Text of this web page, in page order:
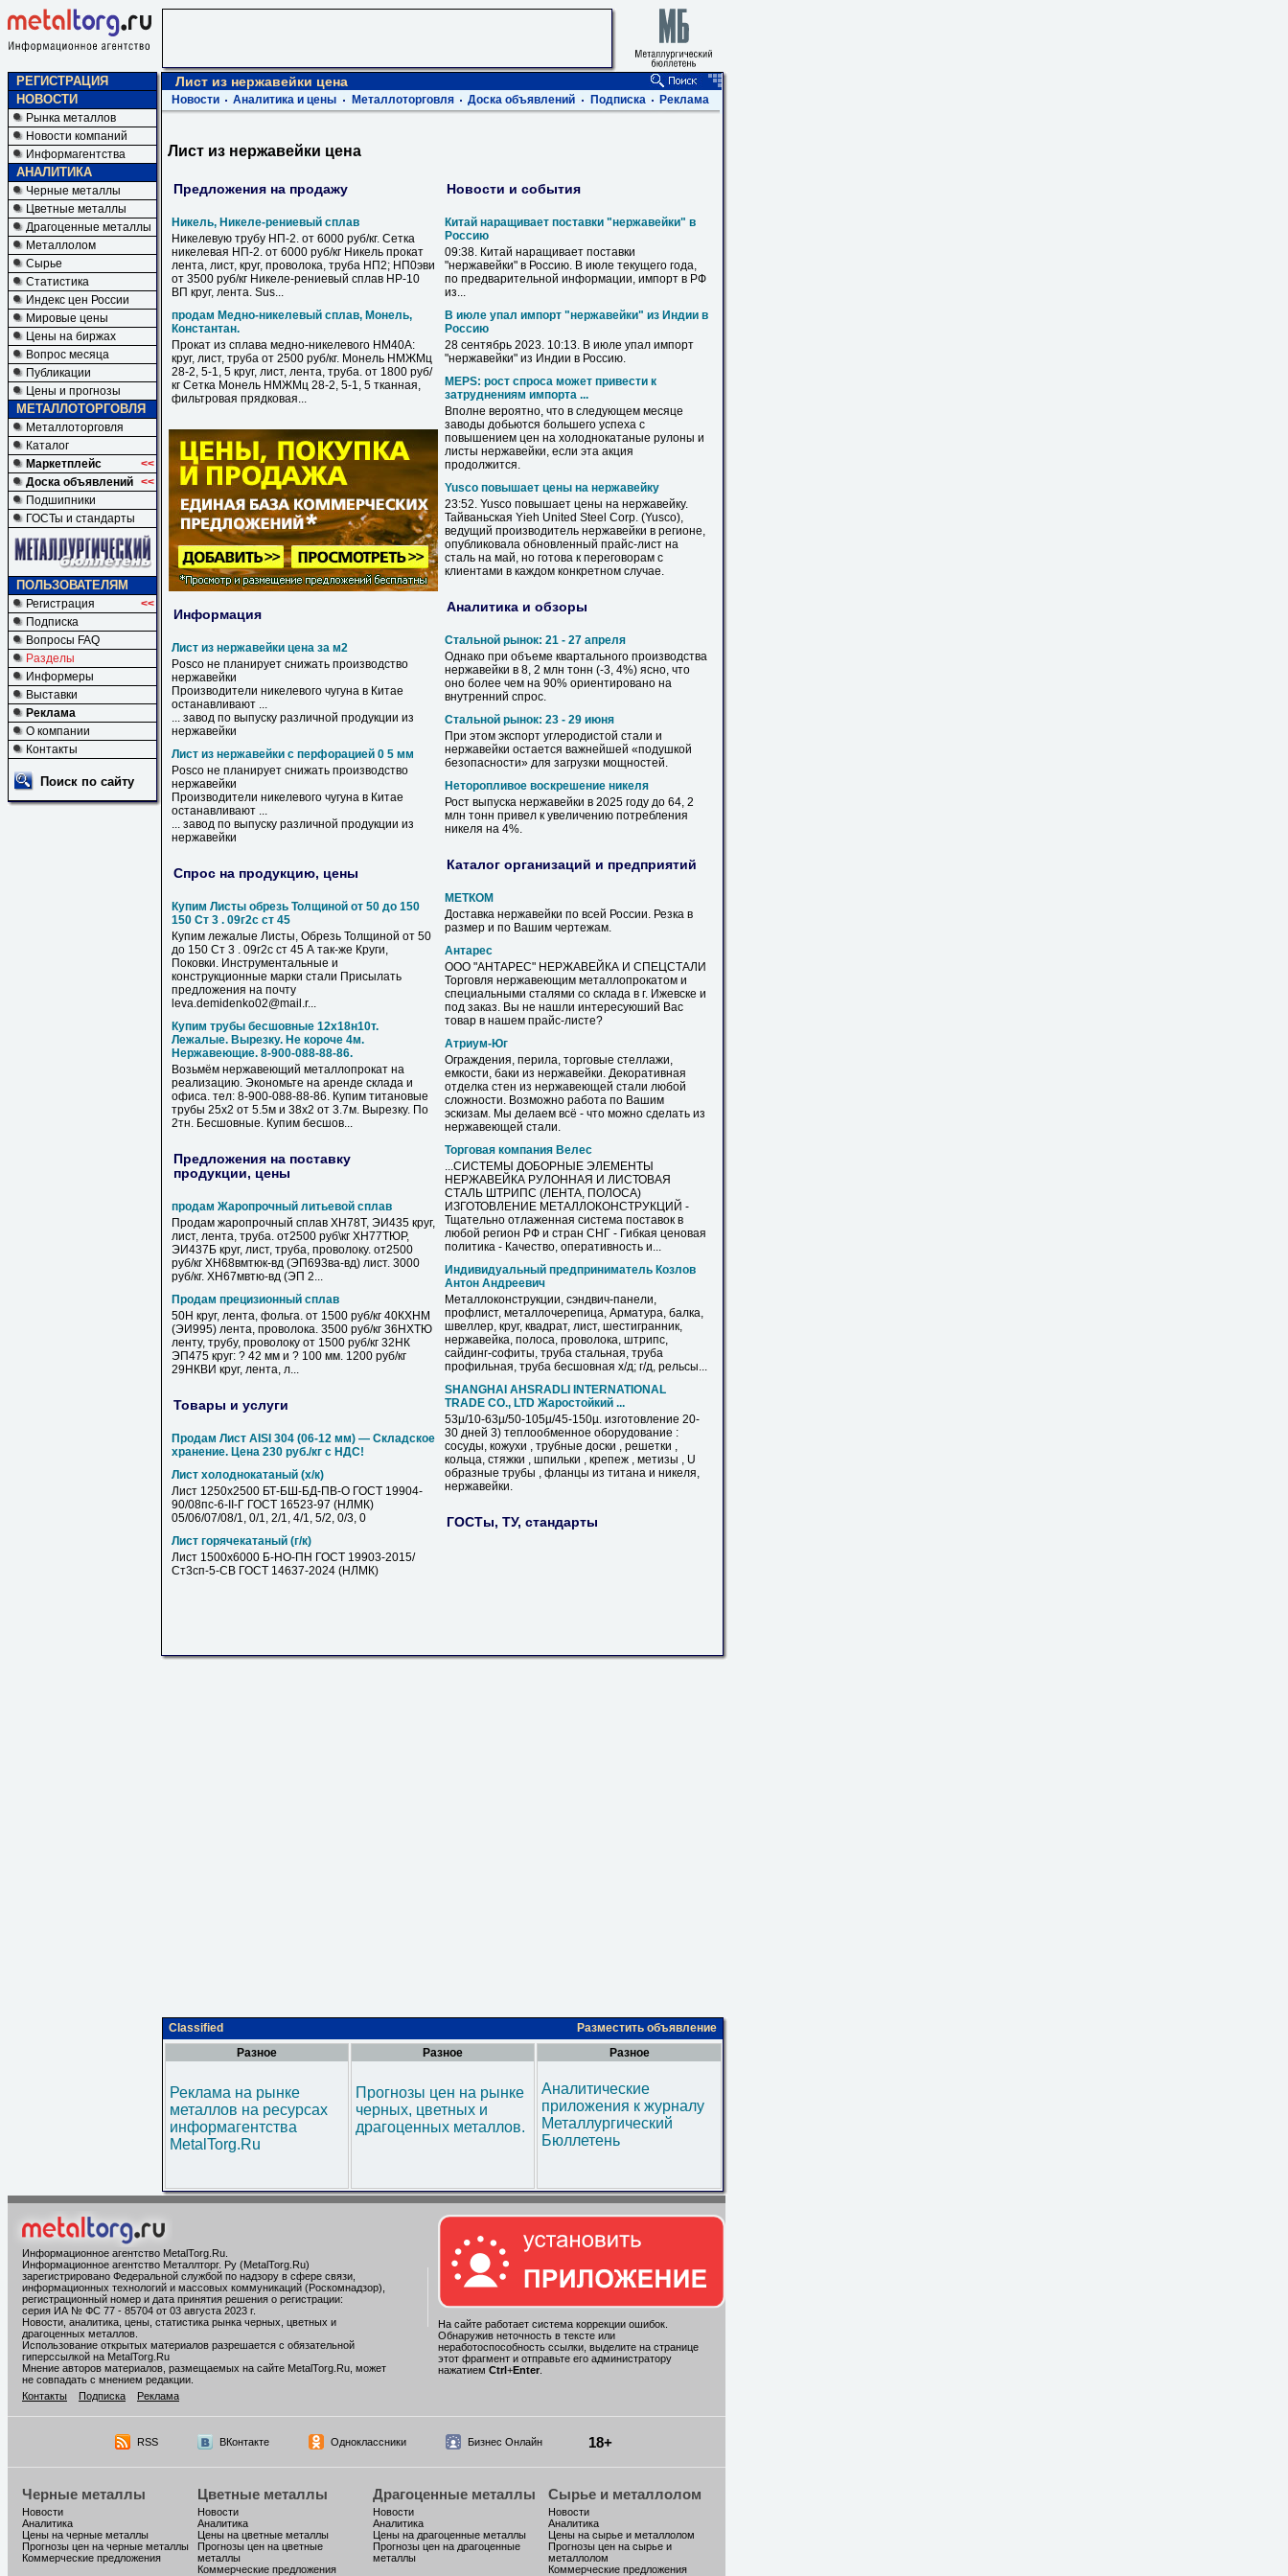
РЕГИСТРАЦИЯ
НОВОСТИ
Рынка металлов
Новости компаний
Информагентства
АНАЛИТИКА
Черные металлы
Цветные металлы
Драгоценные металлы
Металлолом
Сырье
Статистика
Индекс цен России
Мировые цены
Цены на биржах
Вопрос месяца
Публикации
Цены и прогнозы
МЕТАЛЛОТОРГОВЛЯ
Металлоторговля
Каталог
Маркетплейс
<<
Доска объявлений <<
Подшипники
ГОСТы и стандарты
ПОЛЬЗОВАТЕЛЯМ
Регистрация
<<
Подписка
Вопросы FAQ
Разделы
Информеры
Выставки
Реклама
О компании
Контакты
Поиск по сайту
Лист из нержавейки цена
Новости Аналитика и цены Металлоторговля Доска объявлений Подписка Реклама
Лист из нержавейки цена
Предложения на продажу
Никель, Никеле-рениевый сплав
Никелевую трубу НП-2. от 6000 руб/кг. Сетка
никелевая НП-2. от 6000 руб/кг Никель прокат
лента, лист, круг, проволока, труба НП2; НП0эви
от 3500 руб/кг Никеле-рениевый сплав НР-10
ВП круг, лента. Sus...
продам Медно-никелевый сплав, Монель,
Константан.
Прокат из сплава медно-никелевого НМ40А:
круг, лист, труба от 2500 руб/кг. Монель НМЖМц
28-2, 5-1, 5 круг, лист, лента, труба. от 1800 руб/
кг Сетка Монель НМЖМц 28-2, 5-1, 5 тканная,
фильтровая прядковая...
Информация
Лист из нержавейки цена за м2
Posco не планирует снижать производство
нержавейки
Производители никелевого чугуна в Китае
останавливают ...
... завод по выпуску различной продукции из
нержавейки
Лист из нержавейки с перфорацией 0 5 мм
Posco не планирует снижать производство
нержавейки
Производители никелевого чугуна в Китае
останавливают ...
... завод по выпуску различной продукции из
нержавейки
Спрос на продукцию, цены
Купим Листы обрезь Толщиной от 50 до 150
150 Ст 3 . 09г2с ст 45
Купим лежалые Листы, Обрезь Толщиной от 50
до 150 Ст 3 . 09г2с ст 45 А так-же Круги,
Поковки. Инструментальные и
конструкционные марки стали Присылать
предложения на почту
leva.demidenko02@mail.r...
Купим трубы бесшовные 12х18н10т.
Лежалые. Вырезку. Не короче 4м.
Нержавеющие. 8-900-088-88-86.
Возьмём нержавеющий металлопрокат на
реализацию. Экономьте на аренде склада и
офиса. тел: 8-900-088-88-86. Купим титановые
трубы 25х2 от 5.5м и 38х2 от 3.7м. Вырезку. По
2тн. Бесшовные. Купим бесшов...
Предложения на поставку
продукции, цены
продам Жаропрочный литьевой сплав
Продам жаропрочный сплав ХН78Т, ЭИ435 круг,
лист, лента, труба. от2500 руб\кг ХН77ТЮР,
ЭИ437Б круг, лист, труба, проволоку. от2500
руб/кг ХН68вмтюк-вд (ЭП693ва-вд) лист. 3000
руб/кг. ХН67мвтю-вд (ЭП 2...
Продам прецизионный сплав
50Н круг, лента, фольга. от 1500 руб/кг 40КХНМ
(ЭИ995) лента, проволока. 3500 руб/кг 36НХТЮ
ленту, трубу, проволоку от 1500 руб/кг 32НК
ЭП475 круг: ? 42 мм и ? 100 мм. 1200 руб/кг
29НКВИ круг, лента, л...
Товары и услуги
Продам Лист AISI 304 (06-12 мм) — Складское
хранение. Цена 230 руб./кг с НДС!
Лист холоднокатаный (х/к)
Лист 1250х2500 БТ-БШ-БД-ПВ-О ГОСТ 19904-
90/08пс-6-II-Г ГОСТ 16523-97 (НЛМК)
05/06/07/08/1, 0/1, 2/1, 4/1, 5/2, 0/3, 0
Лист горячекатаный (г/к)
Лист 1500х6000 Б-НО-ПН ГОСТ 19903-2015/
Ст3сп-5-СВ ГОСТ 14637-2024 (НЛМК)
Новости и события
Китай наращивает поставки "нержавейки" в
Россию
09:38. Китай наращивает поставки
"нержавейки" в Россию. В июле текущего года,
по предварительной информации, импорт в РФ
из...
В июле упал импорт "нержавейки" из Индии в
Россию
28 сентябрь 2023. 10:13. В июле упал импорт
"нержавейки" из Индии в Россию.
MEPS: рост спроса может привести к
затруднениям импорта ...
Вполне вероятно, что в следующем месяце
заводы добьются большего успеха с
повышением цен на холоднокатаные рулоны и
листы нержавейки, если эта акция
продолжится.
Yusco повышает цены на нержавейку
23:52. Yusco повышает цены на нержавейку.
Тайваньская Yieh United Steel Corp. (Yusco),
ведущий производитель нержавейки в регионе,
опубликовала обновленный прайс-лист на
сталь на май, но готова к переговорам с
клиентами в каждом конкретном случае.
Аналитика и обзоры
Стальной рынок: 21 - 27 апреля
Однако при объеме квартального производства
нержавейки в 8, 2 млн тонн (-3, 4%) ясно, что
оно более чем на 90% ориентировано на
внутренний спрос.
Стальной рынок: 23 - 29 июня
При этом экспорт углеродистой стали и
нержавейки остается важнейшей «подушкой
безопасности» для загрузки мощностей.
Неторопливое воскрешение никеля
Рост выпуска нержавейки в 2025 году до 64, 2
млн тонн привел к увеличению потребления
никеля на 4%.
Каталог организаций и предприятий
МЕТКОМ
Доставка нержавейки по всей России. Резка в
размер и по Вашим чертежам.
Антарес
ООО "АНТАРЕС" НЕРЖАВЕЙКА И СПЕЦСТАЛИ
Торговля нержавеющим металлопрокатом и
специальными сталями со склада в г. Ижевске и
под заказ. Вы не нашли интересуюший Вас
товар в нашем прайс-листе?
Атриум-Юг
Ограждения, перила, торговые стеллажи,
емкости, баки из нержавейки. Декоративная
отделка стен из нержавеющей стали любой
сложности. Возможно работа по Вашим
эскизам. Мы делаем всё - что можно сделать из
нержавеющей стали.
Торговая компания Велес
...СИСТЕМЫ ДОБОРНЫЕ ЭЛЕМЕНТЫ
НЕРЖАВЕЙКА РУЛОННАЯ И ЛИСТОВАЯ
СТАЛЬ ШТРИПС (ЛЕНТА, ПОЛОСА)
ИЗГОТОВЛЕНИЕ МЕТАЛЛОКОНСТРУКЦИЙ -
Тщательно отлаженная система поставок в
любой регион РФ и стран СНГ - Гибкая ценовая
политика - Качество, оперативность и...
Индивидуальный предприниматель Козлов
Антон Андреевич
Металлоконструкции, сэндвич-панели,
профлист, металлочерепица, Арматура, балка,
швеллер, круг, квадрат, лист, шестигранник,
нержавейка, полоса, проволока, штрипс,
сайдинг-софиты, труба стальная, труба
профильная, труба бесшовная х/д; г/д, рельсы...
SHANGHAI AHSRADLI INTERNATIONAL
TRADE CО., LTD Жаростойкий ...
53µ/10-63µ/50-105µ/45-150µ. изготовление 20-
30 дней 3) теплообменное оборудование :
сосуды, кожухи , трубные доски , решетки ,
кольца, стяжки , шпильки , крепеж , метизы , U
образные трубы , фланцы из титана и никеля,
нержавейки.
ГОСТы, ТУ, стандарты
Classified
Разместить объявление
Разное
Реклама на рынке
металлов на ресурсах
информагентства
MetalTorg.Ru
Разное
Прогнозы цен на рынке
черных, цветных и
драгоценных металлов.
Разное
Аналитические
приложения к журналу
Металлургический
Бюллетень
Информационное агентство MetalTorg.Ru
Информационное агентство Металлторг. Ру (MetalTorg.Ru)
зарегистрировано Федеральной службой по надзору в сфере связи,
информационных технологий и массовых коммуникаций (Роскомнадзор),
регистрационный номер и дата принятия решения о регистрации:
серия ИА № ФС 77 - 85704 от 03 августа 2023 г.
Новости, аналитика, цены, статистика рынка черных, цветных и
драгоценных металлов.
Использование открытых материалов разрешается с обязательной
гиперссылкой на MetalTorg.Ru
Мнение авторов материалов, размещаемых на сайте MetalTorg.Ru, может
не совпадать с мнением редакции.
Контакты
Подписка Реклама
На сайте работает система коррекции ошибок.
Обнаружив неточность в тексте или
неработоспособность ссылки, выделите на странице
этот фрагмент и отправьте его администратору
нажатием Ctrl +Enter.
RSS ВКонтакте Одноклассники Бизнес Онлайн 18+
Черные металлы
Новости
Аналитика
Цены на черные металлы
Прогнозы цен на черные металлы
Коммерческие предложения
Цветные металлы
Новости
Аналитика
Цены на цветные металлы
Прогнозы цен на цветные
металлы
Коммерческие предложения
Драгоценные металлы
Новости
Аналитика
Цены на драгоценные металлы
Прогнозы цен на драгоценные
металлы
Сырье и металлолом
Новости
Аналитика
Цены на сырье и металлолом
Прогнозы цен на сырье и
металлолом
Коммерческие предложения